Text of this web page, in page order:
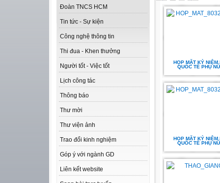
Đoàn TNCS HCM
Tin tức - Sự kiện
Công nghệ thông tin
Thi đua - Khen thưởng
Người tốt - Việc tốt
Lịch công tác
Thông báo
Thư mời
Thư viện ảnh
Trao đổi kinh nghiệm
Góp ý với ngành GD
Liên kết website
HỌP MẶT KỶ NIỆM
QUỐC TẾ PHỤ
HỌP MẶT KỶ NIỆM
QUỐC TẾ PHỤ